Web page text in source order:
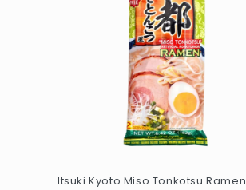
Itsuki Kyoto Miso Tonkotsu Ramen